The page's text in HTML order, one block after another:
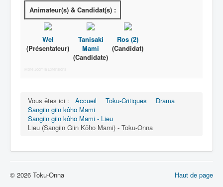
Animateur(s) & Candidat(s) :
Wel
(Présentateur)
Tanisaki
Mami
(Candidate)
Ros (2)
(Candidat)
More Joomla Extensions
Vous êtes ici : Accueil Toku-Critiques
Drama
Sangiin giin kôho Mami
Sangiin giin kôho Mami - Lieu
Lieu (Sangiin Giin Kôho Mami) - Toku-Onna
Haut de page
© 2026 Toku-Onna